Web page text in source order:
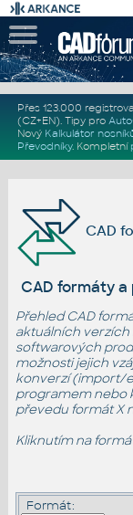
Přes 123.000
(CZ+EN). Tipy pro
Nový Kalkulátor
Převodníky. Kompletní
CAD
CAD formáty a
Přehled CAD
aktuálních
softwarových
možnosti jejich
konverzí (import/
programem nebo
převedu formát X
Kliknutím na
Formát: